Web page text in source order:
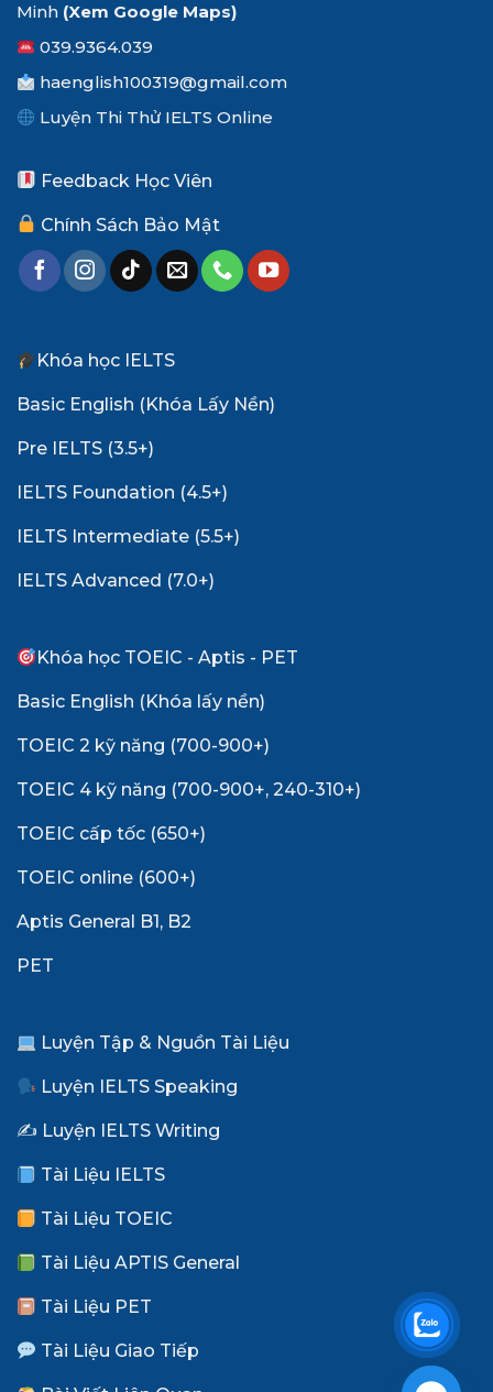
Minh (Xem Google Maps)
039.9364.039
haenglish100319@gmail.com
Luyện Thi Thử IELTS Online
Feedback Học Viên
Chính Sách Bảo Mật
Khóa học IELTS
Basic English (Khóa Lấy Nền)
Pre IELTS (3.5+)
IELTS Foundation (4.5+)
IELTS Intermediate (5.5+)
IELTS Advanced (7.0+)
Khóa học TOEIC - Aptis - PET
Basic English (Khóa lấy nền)
TOEIC 2 kỹ năng (700-900+)
TOEIC 4 kỹ năng (700-900+, 240-310+)
TOEIC cấp tốc (650+)
TOEIC online (600+)
Aptis General B1, B2
PET
Luyện Tập & Nguồn Tài Liệu
Luyện IELTS Speaking
✍️ Luyện IELTS Writing
Tài Liệu IELTS
Tài Liệu TOEIC
Tài Liệu APTIS General
Tài Liệu PET
Tài Liệu Giao Tiếp